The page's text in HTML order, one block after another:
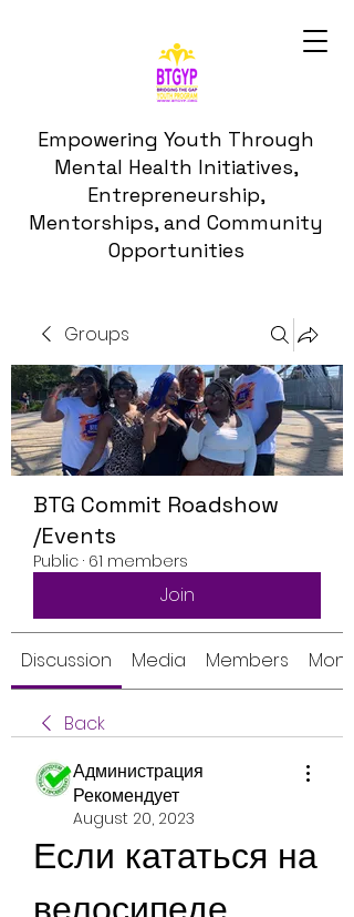
Empowering Youth Through
Mental Health Initiatives,
Entrepreneurship,
Mentorships, and Community
Opportunities
Groups
BTG Commit Roadshow
/Events
Public · 61 members
Join
Discussion Media Members
Back
Администрация
Рекомендует
August 20, 2023
Если кататься на